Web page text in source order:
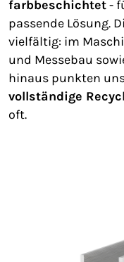
farbbeschichtet -
passende Lösung.
vielfältig: im
und Messebau
hinaus punkten
vollständige
oft.